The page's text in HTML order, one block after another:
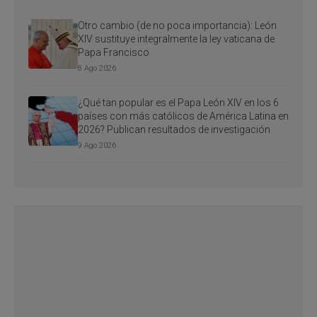
Otro cambio (de no poca importancia): León
XIV sustituye integralmente la ley vaticana de
Papa Francisco
8 Ago 2026
¿Qué tan popular es el Papa León XIV en los 6
países con más católicos de América Latina en
2026? Publican resultados de investigación
9 Ago 2026